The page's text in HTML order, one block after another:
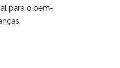
para o bem-